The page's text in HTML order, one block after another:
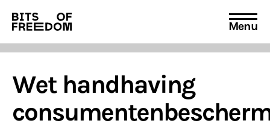
Search
for:
Menu
Wet handhaving